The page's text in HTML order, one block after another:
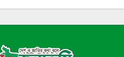
ইসলামী চায় জুলাই যোদ্ধাদের স্বপ্ন